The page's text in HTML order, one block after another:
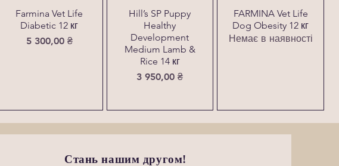
Farmina Vet Life
Diabetic 12 кг
Ціна
5 300,00 ₴
Hill’s SP Puppy
Healthy
Development
Medium Lamb &
Rice 14 кг
Ціна
3 950,00 ₴
FARMINA Vet Life
Dog Obesity 12 кг
Немає в наявності
Стань нашим другом!